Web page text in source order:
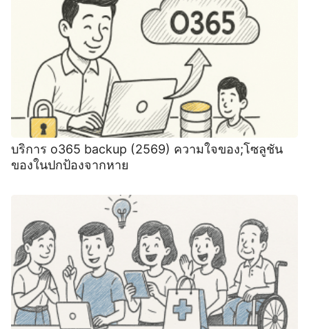
บริการ o365 backup (2569) ความใจของ;โซลูชัน
ของในปกป้องจากหาย